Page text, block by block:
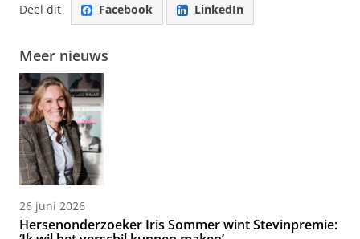
Deel dit Facebook LinkedIn
Meer nieuws
26 juni 2026
Hersenonderzoeker Iris Sommer wint Stevinpremie: